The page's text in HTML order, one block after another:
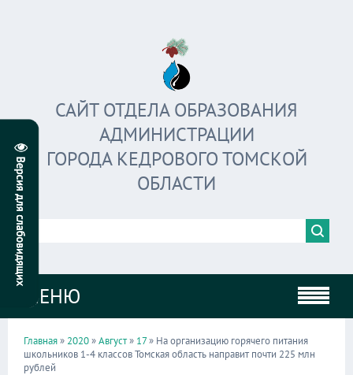
САЙТ ОТДЕЛА ОБРАЗОВАНИЯ
АДМИНИСТРАЦИИ
ГОРОДА КЕДРОВОГО ТОМСКОЙ
ОБЛАСТИ
МЕНЮ
Главная» 2020»Август» 17» На организацию горячего питания
школьников 1-4 классов Томская область направит почти 225 млн
рублей